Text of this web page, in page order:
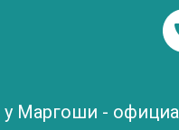
у Маргоши -